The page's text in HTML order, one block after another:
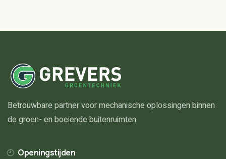
Betrouwbare partner voor mechanische oplossingen binnen
de groen- en boeiende buitenruimten.
Openingstijden